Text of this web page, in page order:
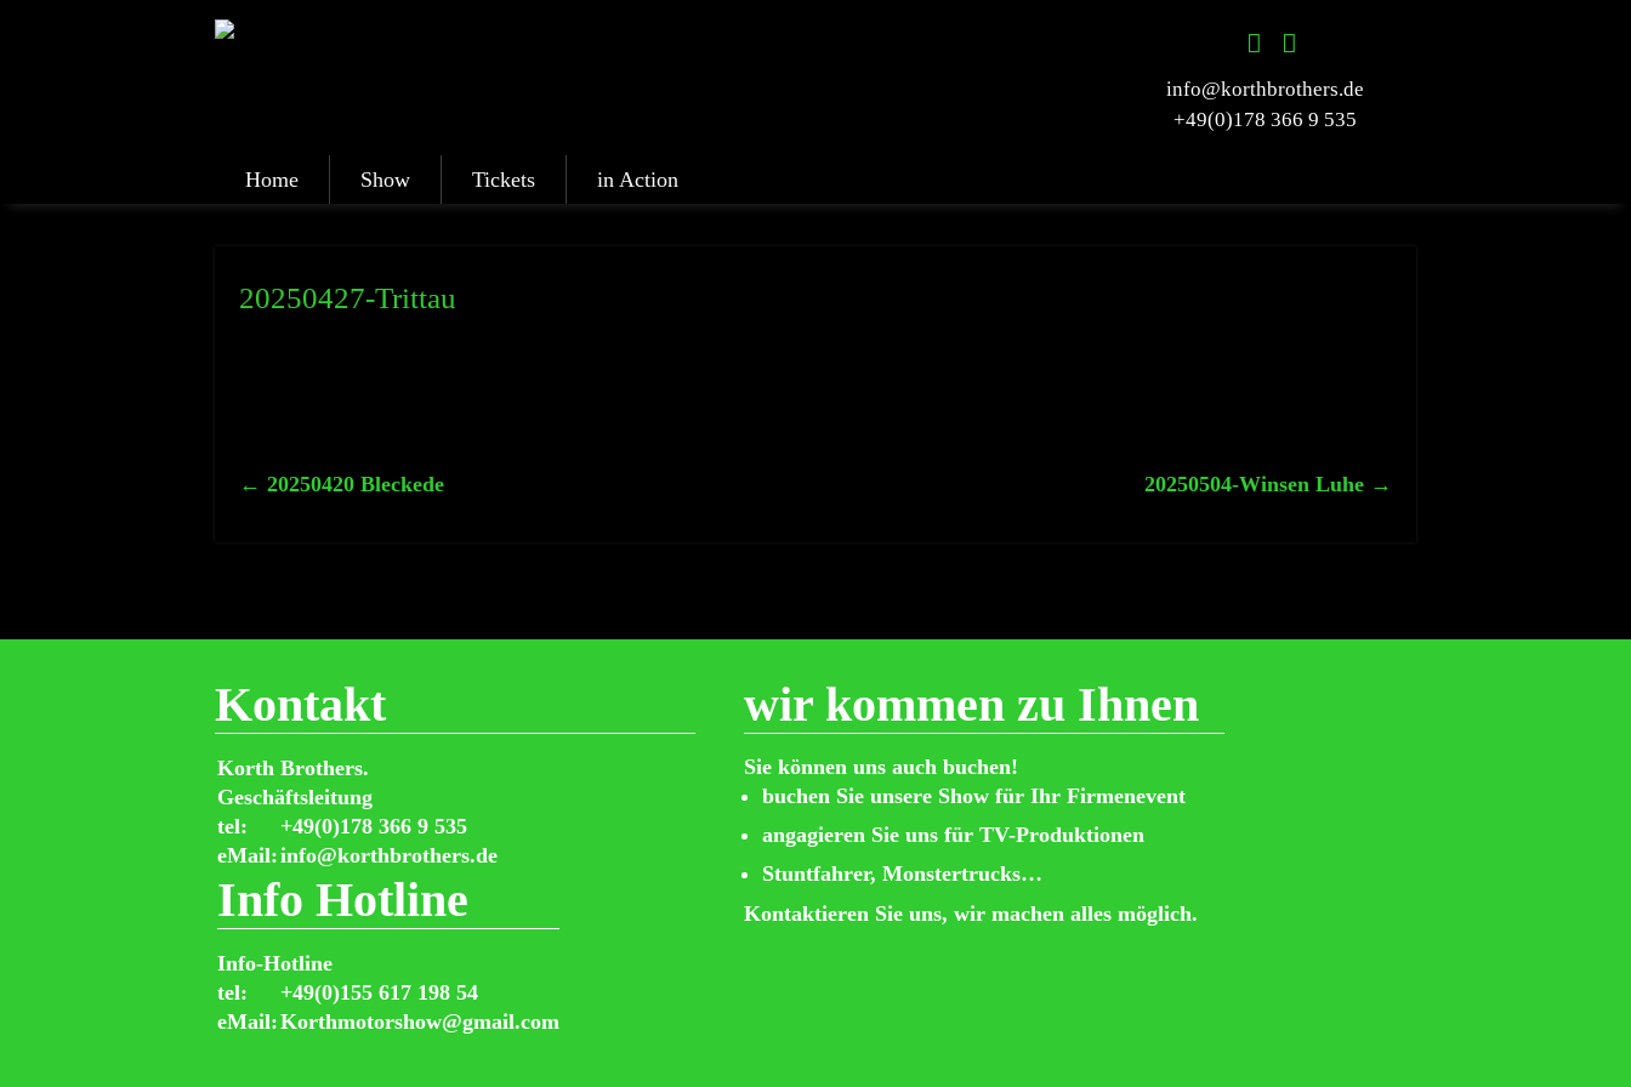
info@korthbrothers.de
+49(0)178 366 9 535
Home Show Tickets in Action
20250427-Trittau
← 20250420 Bleckede 20250504-Winsen Luhe →
Kontakt
Korth Brothers.
Geschäftsleitung
tel:
+49(0)178 366 9 535
eMail:info@korthbrothers.de
Info Hotline
Info-Hotline
tel:
+49(0)155 617 198 54
eMail:Korthmotorshow@gmail.com
wir kommen zu Ihnen
Sie können uns auch buchen!
buchen Sie unsere Show für Ihr Firmenevent
angagieren Sie uns für TV-Produktionen
Stuntfahrer, Monstertrucks…
Kontaktieren Sie uns, wir machen alles möglich.